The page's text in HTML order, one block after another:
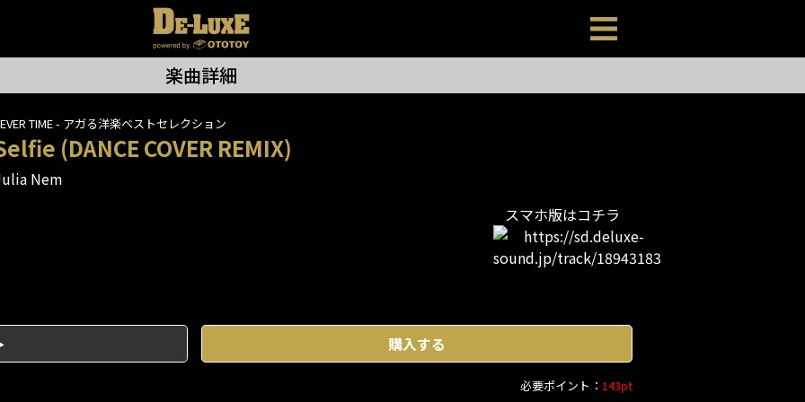
楽曲詳細
TIME - アガる洋楽ベストセレクション
(DANCE COVER REMIX)
Nem
スマホ版はコチラ
購入する
必要ポイント： 143pt